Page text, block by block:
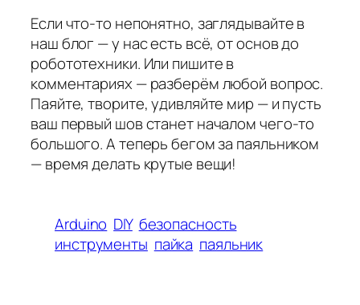
Если что-то непонятно, заглядывайте в
наш блог — у нас есть всё, от основ до
робототехники. Или пишите в
комментариях — разберём любой вопрос.
Паяйте, творите, удивляйте мир — и пусть
ваш первый шов станет началом чего-то
большого. А теперь бегом за паяльником
— время делать крутые вещи!
Arduino DIY безопасность
инструменты пайка паяльник